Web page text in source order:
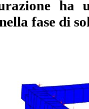
ha
fase di